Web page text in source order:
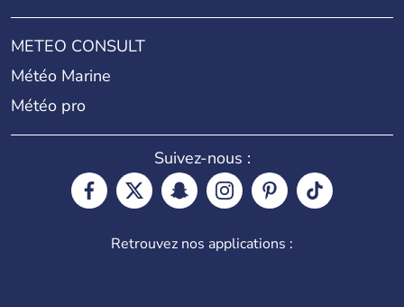
METEO CONSULT
Météo Marine
Météo pro
Suivez-nous :
Retrouvez nos applications :